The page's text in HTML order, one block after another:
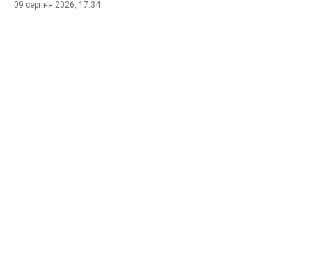
09 серпня 2026, 17:34